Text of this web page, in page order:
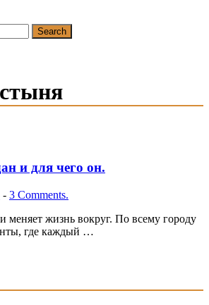
и для чего он.
- 3 Comments.
меняет жизнь вокруг. По всему городу
где каждый …